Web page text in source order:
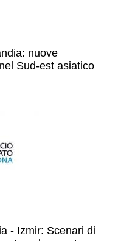
nuove
Sud-est asiatico
- Izmir: Scenari di